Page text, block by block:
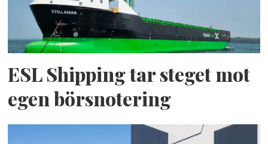
ESL Shipping tar steget mot
egen börsnotering